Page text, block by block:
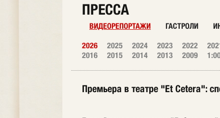
ПРЕССА
ВИДЕОРЕПОРТАЖИ ГАСТРОЛИ
2026 2025 2024 2023 2022
2016
2015 2014 2013 2009
Премьера в театре "Et Cetera":